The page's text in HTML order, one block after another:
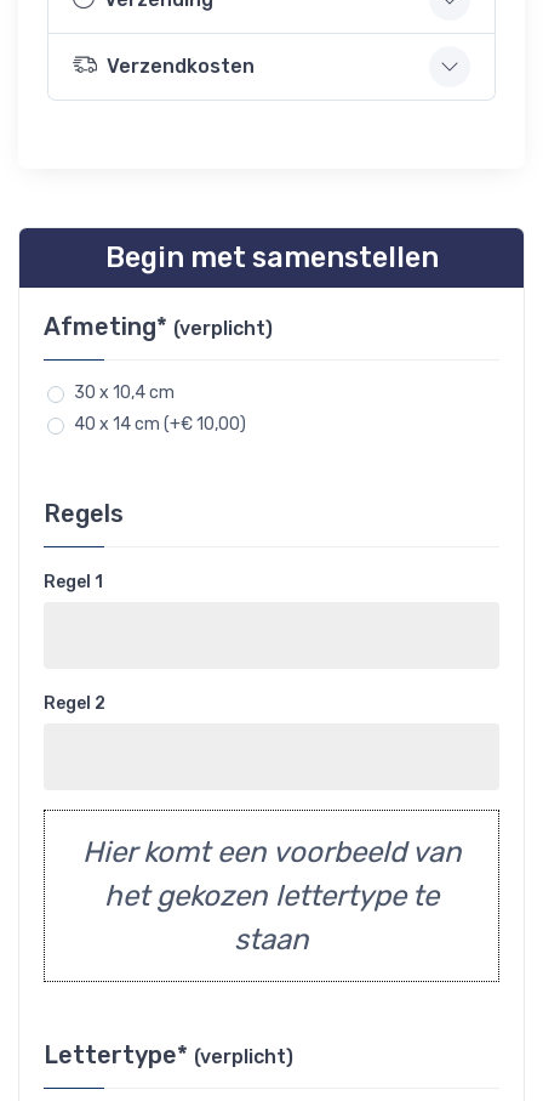
Verzendkosten
Begin met samenstellen
Afmeting* (verplicht)
30 x 10,4 cm
40 x 14 cm (+€ 10,00)
Regels
Regel 1
Regel 2
Hier komt een voorbeeld van
het gekozen lettertype te
staan
Lettertype* (verplicht)